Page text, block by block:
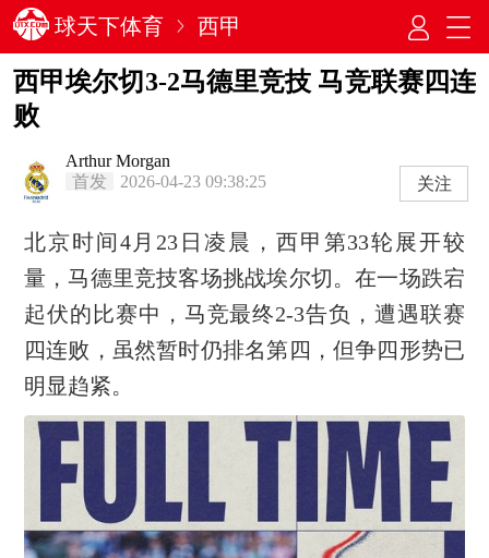
球天下体育 西甲
西甲埃尔切3-2马德里竞技 马竞联赛四连
败
Arthur Morgan
首发
2026-04-23 09:38:25 关注
北京时间4月23日凌晨，西甲第33轮展开较
量，马德里竞技客场挑战埃尔切。在一场跌宕
起伏的比赛中，马竞最终2-3告负，遭遇联赛
四连败，虽然暂时仍排名第四，但争四形势已
明显趋紧。